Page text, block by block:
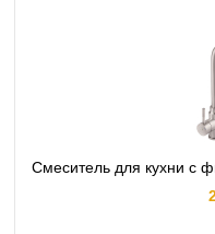
Смеситель для кухни с